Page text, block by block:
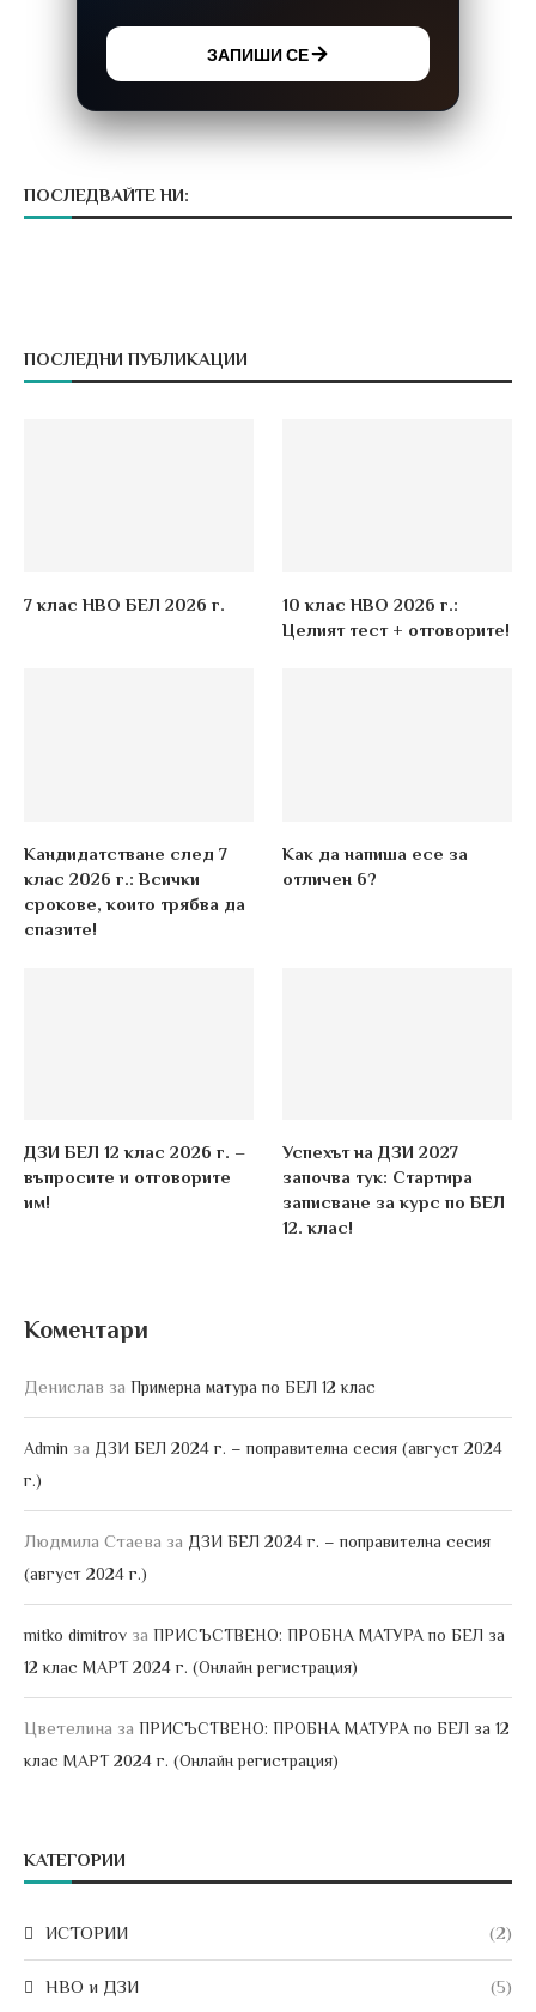
ЗАПИШИ СЕ
ПОСЛЕДВАЙТЕ НИ:
ПОСЛЕДНИ ПУБЛИКАЦИИ
7 клас НВО БЕЛ 2026 г.
10 клас НВО 2026 г.:
Целият тест + отговорите!
Кандидатстване след 7
клас 2026 г.: Всички
срокове, които трябва да
спазите!
Как да напиша есе за
отличен 6?
ДЗИ БЕЛ 12 клас 2026 г. –
въпросите и отговорите
им!
Успехът на ДЗИ 2027
започва тук: Стартира
записване за курс по БЕЛ
12. клас!
Коментари
Денислав за Примерна матура по БЕЛ 12 клас
Admin за ДЗИ БЕЛ 2024 г. – поправителна сесия (август 2024
г.)
Людмила Стаева за ДЗИ БЕЛ 2024 г. – поправителна сесия
(август 2024 г.)
mitko dimitrov за ПРИСЪСТВЕНО: ПРОБНА МАТУРА по БЕЛ за
12 клас МАРТ 2024 г. (Онлайн регистрация)
Цветелина за ПРИСЪСТВЕНО: ПРОБНА МАТУРА по БЕЛ за 12
клас МАРТ 2024 г. (Онлайн регистрация)
КАТЕГОРИИ
ИСТОРИИ (2)
НВО и ДЗИ (5)